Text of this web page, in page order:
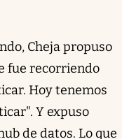
Cheja propuso
fue recorriendo
Hoy tenemos
Y expuso
de datos. Lo que